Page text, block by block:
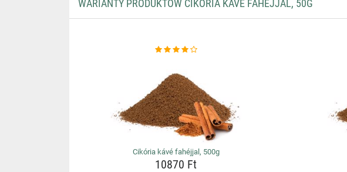
WARIANTY PRODUKTÓW CIKÓRIA KÁVÉ FAHÉJJAL, 50G
Cikória kávé fahéjjal, 500g
10870 Ft